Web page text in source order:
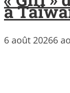
à
6 août 20266